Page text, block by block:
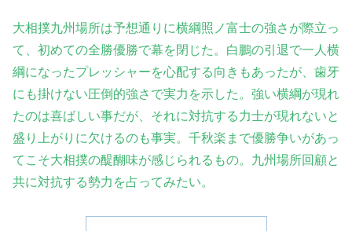
大相撲九州場所は予想通りに横綱照ノ富士の強さが際立っ
て、初めての全勝優勝で幕を閉じた。白鵬の引退で一人横
綱になったプレッシャーを心配する向きもあったが、歯牙
にも掛けない圧倒的強さで実力を示した。強い横綱が現れ
たのは喜ばしい事だが、それに対抗する力士が現れないと
盛り上がりに欠けるのも事実。千秋楽まで優勝争いがあっ
てこそ大相撲の醍醐味が感じられるもの。九州場所回顧と
共に対抗する勢力を占ってみたい。